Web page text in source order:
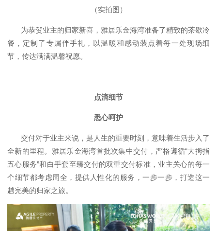
（实拍图）
为恭贺业主的归家新喜，雅居乐金海湾准备了精致的茶歇冷
餐，定制了专属伴手礼，以温暖和感动装点着每一处现场细
节，传达满满温馨祝愿。
点滴细节
悉心呵护
交付对于业主来说，是人生的重要时刻，意味着生活步入了
全新的里程。雅居乐金海湾首批次集中交付，严格遵循“大拇指
五心服务”和白手套至臻交付的双重交付标准，业主关心的每一
个细节都考虑周全，提供人性化的服务，一步一步，打造这一
趟完美的归家之旅。